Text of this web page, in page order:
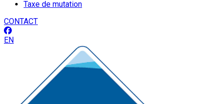
Taxe de mutation
CONTACT
EN